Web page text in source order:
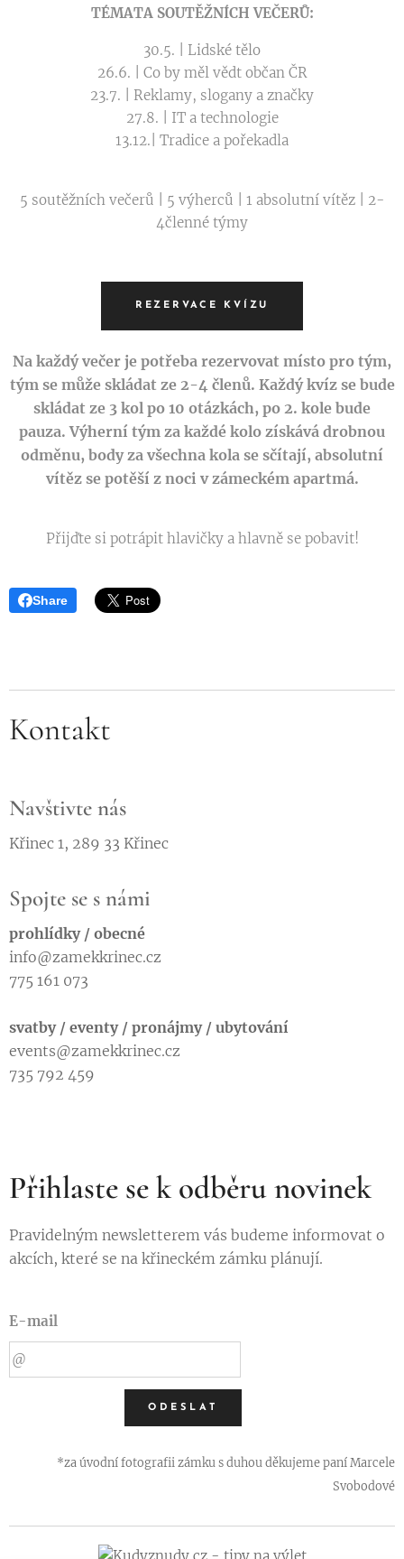
TÉMATA SOUTĚŽNÍCH VEČERŮ:
30.5. | Lidské tělo
26.6. | Co by měl vědt občan ČR
23.7. | Reklamy, slogany a značky
27.8. | IT a technologie
13.12.| Tradice a pořekadla
5 soutěžních večerů | 5 výherců | 1 absolutní vítěz | 2-
4členné týmy
REZERVACE KVÍZU
Na každý večer je potřeba rezervovat místo pro tým,
tým se může skládat ze 2-4 členů. Každý kvíz se bude
skládat ze 3 kol po 10 otázkách, po 2. kole bude
pauza. Výherní tým za každé kolo získává drobnou
odměnu, body za všechna kola se sčítají, absolutní
vítěz se potěší z noci v zámeckém apartmá.
Přijďte si potrápit hlavičky a hlavně se pobavit!
Share
Kontakt
Navštivte nás
Křinec 1, 289 33 Křinec
Spojte se s námi
prohlídky / obecné
info@zamekkrinec.cz
775 161 073
svatby / eventy / pronájmy / ubytování
events@zamekkrinec.cz
735 792 459
Přihlaste se k odběru novinek
Pravidelným newsletterem vás budeme informovat o
akcích, které se na křineckém zámku plánují.
E-mail
ODESLAT
*za úvodní fotografii zámku s duhou děkujeme paní Marcele
Svobodové